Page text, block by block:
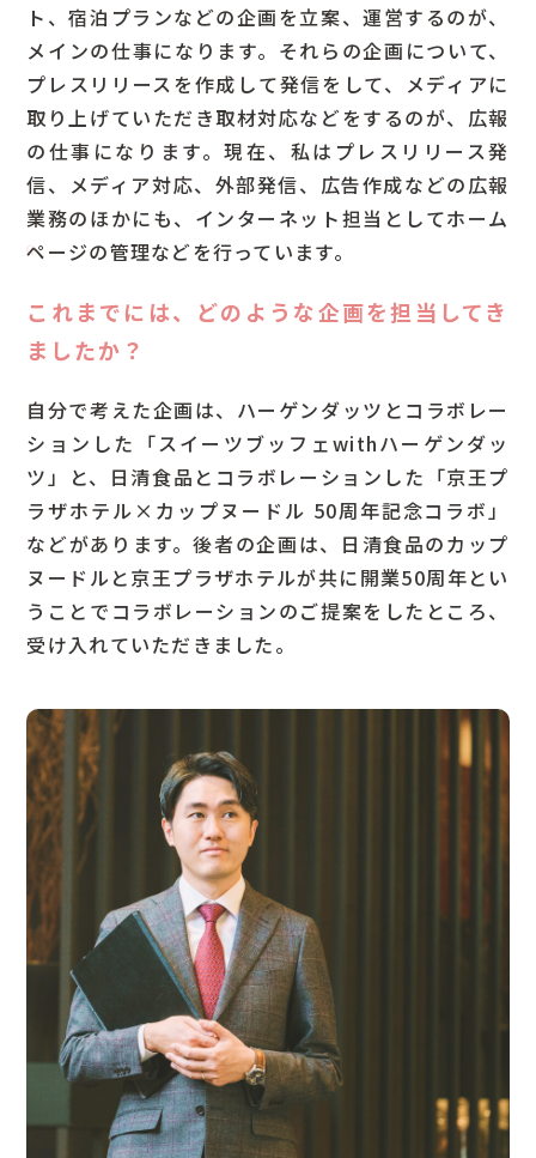
ト、宿泊プランなどの企画を立案、運営するのが、
メインの仕事になります。それらの企画について、
プレスリリースを作成して発信をして、メディアに
取り上げていただき取材対応などをするのが、広報
の仕事になります。現在、私はプレスリリース発
信、メディア対応、外部発信、広告作成などの広報
業務のほかにも、インターネット担当としてホーム
ページの管理などを行っています。
Q
これまでには、どのような企画を担当してき
ましたか？
自分で考えた企画は、ハーゲンダッツとコラボレー
ションした「スイーツブッフェwithハーゲンダッ
ツ」と、日清食品とコラボレーションした「京王プ
ラザホテル×カップヌードル 50周年記念コラボ」
などがあります。後者の企画は、日清食品のカップ
ヌードルと京王プラザホテルが共に開業50周年とい
うことでコラボレーションのご提案をしたところ、
受け入れていただきました。